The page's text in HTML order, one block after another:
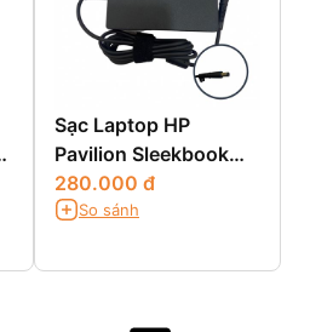
Sạc Laptop HP
Pavilion Sleekbook
14-B069tx
280.000 đ
So sánh